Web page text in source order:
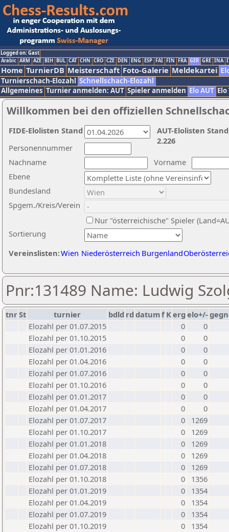
Logged on: Gast
Arabic ARM AZE BIH BUL CAT CHN CRO CZE DEN ENG ESP FAI FIN FRA GER GRE INA
Home TurnierDB Meisterschaft Foto-Galerie Meldekartei
Turnierschach-Elozahl Schnellschach-Elozahl
Allgemeines Turnier anmelden: AUT Spieler anmelden Elo AUT
Willkommen bei den offiziellen
Nachname
Vorname
Ebene
Sortierung
Personennummer
Bundesland
Spgem./Kreis/Verein
Nur "österreichische" Spieler
Vereinslisten:Wien Niederösterreich Burgenland
AUT-Elolisten
2.226
FIDE-Elolisten Stand
Pnr:131489 Name: Ludwig
tnrSt turnier bdld rd datumf Kerg elo+/-
Elozahl per 01.07.2015
0
0
Elozahl per 01.10.2015
0
0
Elozahl per 01.01.2016
0
0
Elozahl per 01.04.2016
0
0
Elozahl per 01.07.2016
0
0
Elozahl per 01.10.2016
0
0
Elozahl per 01.01.2017
0
0
Elozahl per 01.04.2017
0
0
Elozahl per 01.07.2017
0
1269
Elozahl per 01.10.2017
0
1269
Elozahl per 01.01.2018
0
1269
Elozahl per 01.04.2018
0
1269
Elozahl per 01.07.2018
0
1269
Elozahl per 01.10.2018
0
1356
Elozahl per 01.01.2019
0
1354
Elozahl per 01.04.2019
0
1354
Elozahl per 01.07.2019
0
1354
Elozahl per 01.10.2019
0
1354